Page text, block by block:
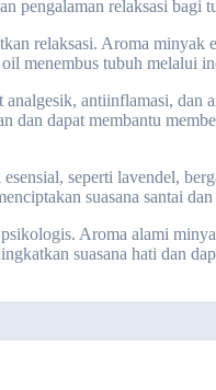
pengalaman relaksasi bagi
relaksasi. Aroma
menembus tubuh melalui
antiinflamasi,
dapat membantu
seperti lavendel,
suasana santai
Aroma alami
suasana hati dan